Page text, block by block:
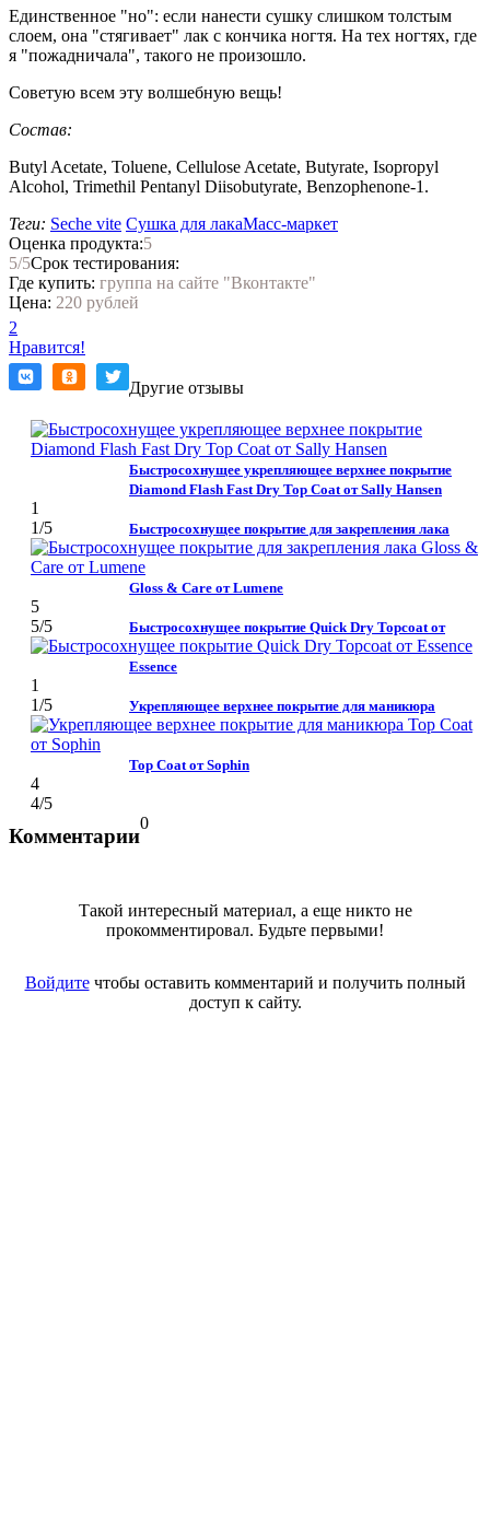
Единственное "но": если нанести сушку слишком толстым
слоем, она "стягивает" лак с кончика ногтя. На тех ногтях, где
я "пожадничала", такого не произошло.
Советую всем эту волшебную вещь!
Состав:
Butyl Acetate, Toluene, Cellulose Acetate, Butyrate, Isopropyl
Alcohol, Trimethil Pentanyl Diisobutyrate, Benzophenone-1.
Теги: Seche vite Сушка для лакаМасс-маркет
Оценка продукта:5
5/5Срок тестирования:
Где купить: группа на сайте "Вконтакте"
Цена: 220 рублей
2
Нравится!
Другие отзывы
Быстросохнущее укрепляющее верхнее покрытие
Diamond Flash Fast Dry Top Coat от Sally Hansen
1
1/5 Быстросохнущее покрытие для закрепления лака
Gloss & Care от Lumene
5
5/5 Быстросохнущее покрытие Quick Dry Topcoat от
Essence
1
1/5 Укрепляющее верхнее покрытие для маникюра
Top Coat от Sophin
4
4/5
Комментарии
0
Такой интересный материал, а еще никто не
прокомментировал. Будьте первыми!
Войдитечтобы оставить комментарий и получить полный
доступ к сайту.